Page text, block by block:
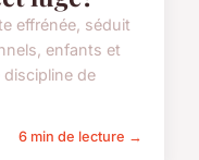
effrénée, séduit
enfants et
de
6 min de lecture →